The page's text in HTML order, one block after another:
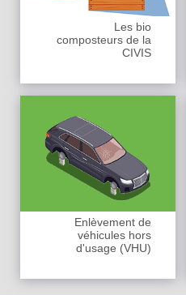
Les bio
composteurs de la
CIVIS
Enlèvement de
véhicules hors
d'usage (VHU)